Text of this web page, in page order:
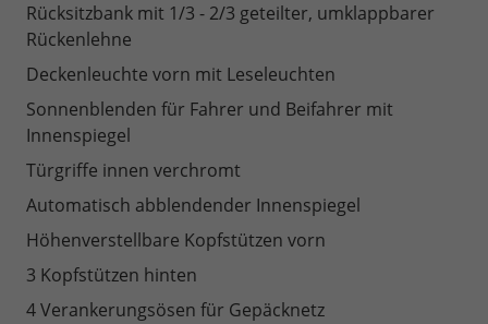
Rücksitzbank mit 1/3 - 2/3 geteilter, umklappbarer
Rückenlehne
Deckenleuchte vorn mit Leseleuchten
Sonnenblenden für Fahrer und Beifahrer mit
Innenspiegel
Türgriffe innen verchromt
Automatisch abblendender Innenspiegel
Höhenverstellbare Kopfstützen vorn
3 Kopfstützen hinten
4 Verankerungsösen für Gepäcknetz